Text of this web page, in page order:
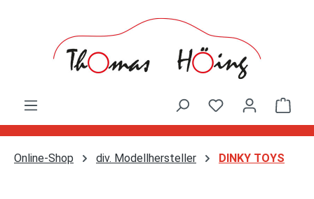
Online-Shop div. Modellhersteller DINKY TOYS